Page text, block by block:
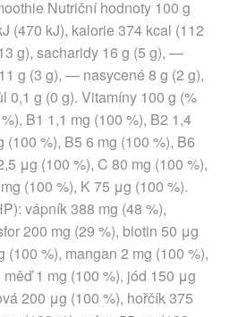
Nutriční hodnoty 100 g
(470 kJ), kalorie 374 kcal (112
g), sacharidy 16 g (5 g), —
g (3 g), — nasycené 8 g (2 g),
0,1 g (0 g). Vitamíny 100 g (%
B1 1,1 mg (100 %), B2 1,4
(100 %), B5 6 mg (100 %), B6
μg (100 %), C 80 mg (100 %),
(100 %), K 75 μg (100 %).
vápník 388 mg (48 %),
200 mg (29 %), biotin 50 μg
(100 %), mangan 2 mg (100 %),
1 mg (100 %), jód 150 μg
200 μg (100 %), hořčík 375